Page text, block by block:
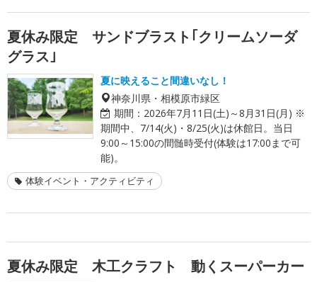
夏休み限定 サンドブラスト｢クリームソーダ
グラス｣
夏に映えること間違いなし！
神奈川県・相模原市緑区
期間： 2026年7月11日(土)～8月31日(月) ※
期間中、7/14(火)・8/25(火)は休館日。当日
9:00～15:00の間髄時受付(体験は17:00まで可
能)。
体験イベント・アクティビティ
夏休み限定 木工クラフト 動くスーパーカー